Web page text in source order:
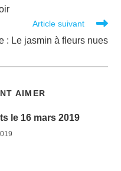
Article suivant
: Le jasmin à fleurs nues
AIMER
le 16 mars 2019